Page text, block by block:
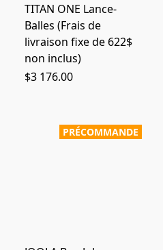
TITAN ONE Lance-
Balles (Frais de
livraison fixe de 622$
non inclus)
$3 176.00
PRÉCOMMANDE